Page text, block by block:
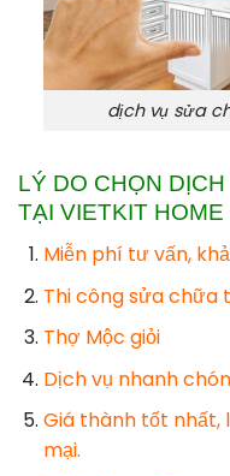
dịch vụ sửa
LÝ DO CHỌN
TẠI VIETKIT HOME
Miễn phí tư vấn,
Thi công sửa chữa
Thợ Mộc giỏi
Dịch vụ nhanh
Giá thành tốt nhất,
mại.